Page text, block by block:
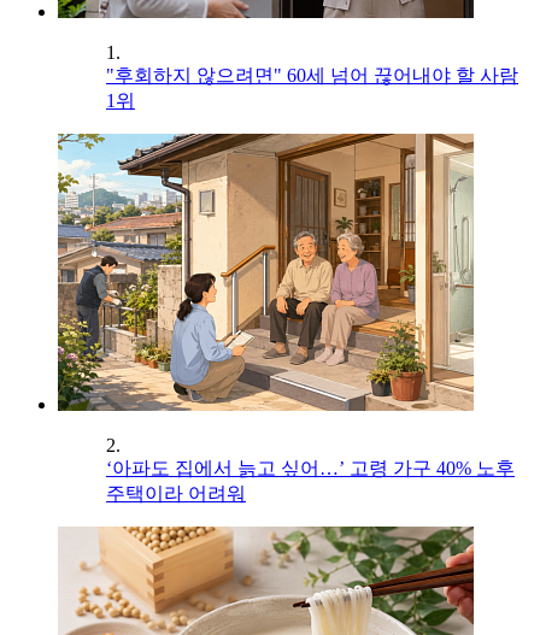
1.
"후회하지 않으려면" 60세 넘어 끊어내야 할 사람
1위
2.
‘아파도 집에서 늙고 싶어…’ 고령 가구 40% 노후
주택이라 어려워